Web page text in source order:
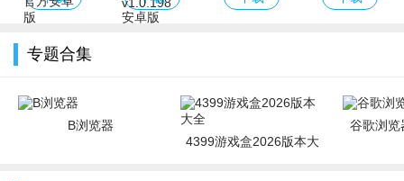
新版安卓版
下载官方最新
专题合集
B浏览器
4399游戏盒2026版本大
谷歌浏览